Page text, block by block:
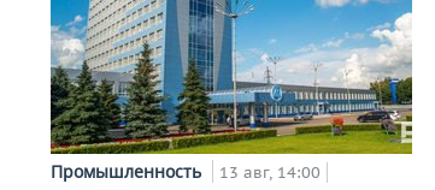
Промышленность 13 авг, 14:00